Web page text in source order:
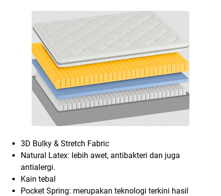
3D Bulky & Stretch Fabric
Natural Latex: lebih awet, antibakteri dan juga
antialergi.
Kain tebal
Pocket Spring: merupakan teknologi terkini hasil